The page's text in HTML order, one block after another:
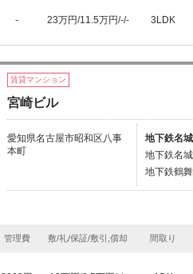
- 23万円/11.5万円/-/- 3LDK
賃貸マンション
宮崎ビル
愛知県名古屋市昭和区八事
本町
地下鉄名
地下鉄名
地下鉄鶴
管理費 敷/礼/保証/敷引,償却 間取り